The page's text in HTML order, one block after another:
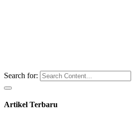
Search for:
Artikel Terbaru